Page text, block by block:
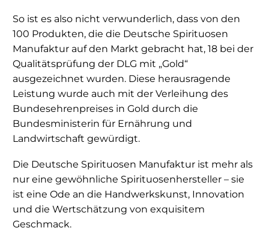
So ist es also nicht verwunderlich, dass von den
100 Produkten, die die Deutsche Spirituosen
Manufaktur auf den Markt gebracht hat, 18 bei der
Qualitätsprüfung der DLG mit „Gold“
ausgezeichnet wurden. Diese herausragende
Leistung wurde auch mit der Verleihung des
Bundesehrenpreises in Gold durch die
Bundesministerin für Ernährung und
Landwirtschaft gewürdigt.
Die Deutsche Spirituosen Manufaktur ist mehr als
nur eine gewöhnliche Spirituosenhersteller – sie
ist eine Ode an die Handwerkskunst, Innovation
und die Wertschätzung von exquisitem
Geschmack.